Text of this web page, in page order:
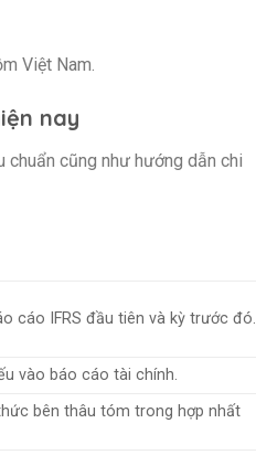
Việt Nam.
nay
chuẩn cũng như hướng dẫn chi
cáo IFRS đầu tiên và kỳ trước đó.
vào báo cáo tài chính.
bên thâu tóm trong hợp nhất